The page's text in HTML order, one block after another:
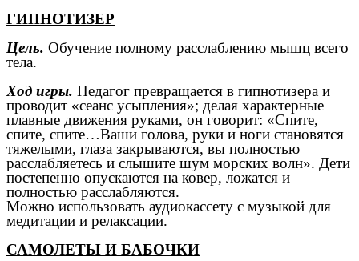
ГИПНОТИЗЕР
Цель. Обучение полному расслаблению мышц всего
тела.
Ход игры. Педагог превращается в гипнотизера и
проводит «сеанс усыпления»; делая характерные
плавные движения руками, он говорит: «Спите,
спите, спите…Ваши голова, руки и ноги становятся
тяжелыми, глаза закрываются, вы полностью
расслабляетесь и слышите шум морских волн». Дети
постепенно опускаются на ковер, ложатся и
полностью расслабляются.
Можно использовать аудиокассету с музыкой для
медитации и релаксации.
САМОЛЕТЫ И БАБОЧКИ